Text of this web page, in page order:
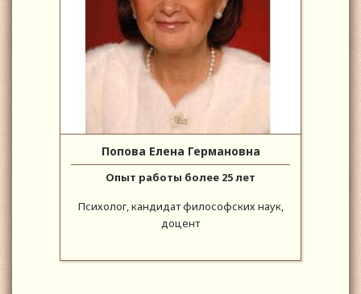
Попова Елена Германовна
Опыт работы более 25 лет
Психолог, кандидат философских наук,
доцент